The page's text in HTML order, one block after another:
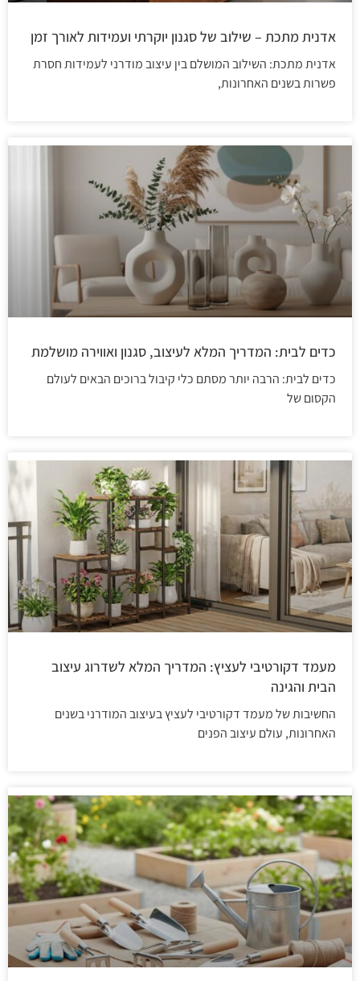
אדנית מתכת – שילוב של סגנון יוקרתי ועמידות לאורך זמן
אדנית מתכת: השילוב המושלם בין עיצוב מודרני לעמידות חסרת
פשרות בשנים האחרונות,
כדים לבית: המדריך המלא לעיצוב, סגנון ואווירה מושלמת
כדים לבית: הרבה יותר מסתם כלי קיבול ברוכים הבאים לעולם
הקסום של
מעמד דקורטיבי לעציץ: המדריך המלא לשדרוג עיצוב
הבית והגינה
החשיבות של מעמד דקורטיבי לעציץ בעיצוב המודרני בשנים
האחרונות, עולם עיצוב הפנים